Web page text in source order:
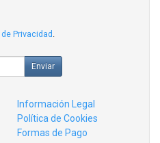
Privacidad
Enviar
Información Legal
Política de Cookies
Formas de Pago